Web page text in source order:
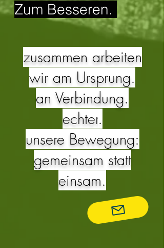
Zum Besseren.
zusammen arbeiten
wir am Ursprung.
an Verbindung.
echter.
unsere Bewegung:
gemeinsam statt
einsam.